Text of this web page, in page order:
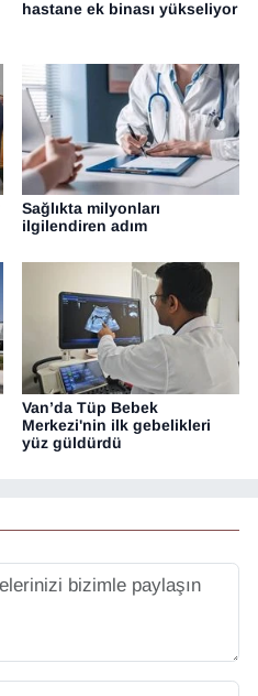
hastane ek binası yükseliyor
Sağlıkta milyonları
ilgilendiren adım
Van’da Tüp Bebek
Merkezi'nin ilk gebelikleri
yüz güldürdü